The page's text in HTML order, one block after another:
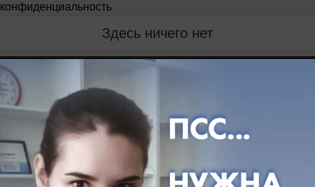
конфиденциальность
Здесь ничего нет
Реклама на сайте
Контакты
Информация